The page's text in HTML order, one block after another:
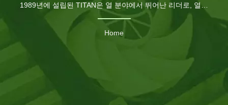
됨 | B2B 냉각 팬 제조업
체 | 산업, RV 및 PC 냉각
솔루션 – TITAN
1989년에 설립된 TITAN은 열 분야에서 뛰어난 리더로, 열정
과 엘리트 엔지니어 팀을 가지고 있습니다. 대만에 위치하고
독일에 지사를 설립했습니다. TITAN는 전 세계 다양한 지역
에 많은 유통업체를 보유하고 있습니다. 우리 제품은 전 세계
는 다양한 요구에 맞게 생산 라인을 확장하고 중국 광동에 제
조 공장을 건설하여 최소한 460명의 직원이 있으며 월간 생산
Home